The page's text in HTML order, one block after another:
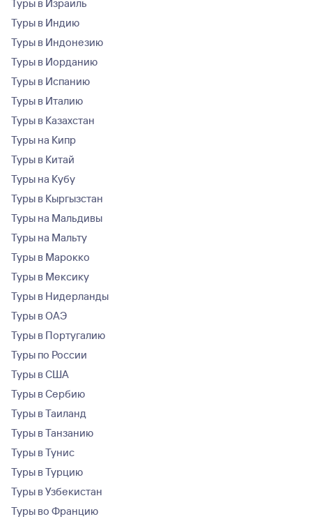
Туры в Израиль
Туры в Индию
Туры в Индонезию
Туры в Иорданию
Туры в Испанию
Туры в Италию
Туры в Казахстан
Туры на Кипр
Туры в Китай
Туры на Кубу
Туры в Кыргызстан
Туры на Мальдивы
Туры на Мальту
Туры в Марокко
Туры в Мексику
Туры в Нидерланды
Туры в ОАЭ
Туры в Португалию
Туры по России
Туры в США
Туры в Сербию
Туры в Таиланд
Туры в Танзанию
Туры в Тунис
Туры в Турцию
Туры в Узбекистан
Туры во Францию